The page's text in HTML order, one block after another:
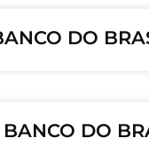
DO
DO